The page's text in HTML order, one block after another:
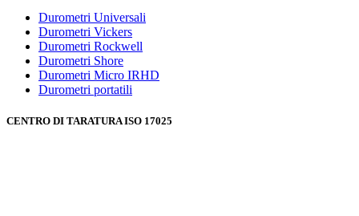
Durometri Universali
Durometri Vickers
Durometri Rockwell
Durometri Shore
Durometri Micro IRHD
Durometri portatili
CENTRO DI TARATURA ISO 17025